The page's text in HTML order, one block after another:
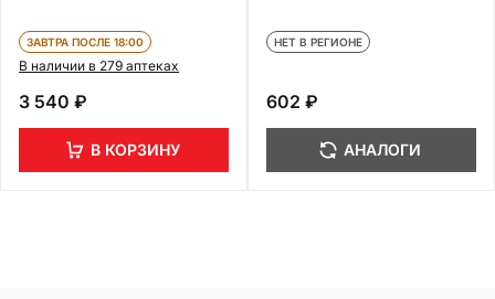
ЗАВТРА ПОСЛЕ 18:00
В наличии в 279 аптеках
3 540 ₽
В КОРЗИНУ
НЕТ В РЕГИОНЕ
602 ₽
АНАЛОГИ